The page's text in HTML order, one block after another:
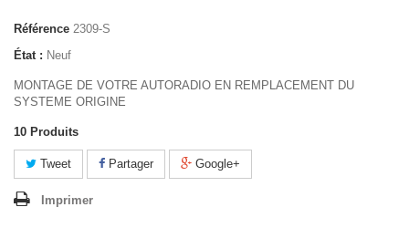
Référence 2309-S
État : Neuf
MONTAGE DE VOTRE AUTORADIO EN REMPLACEMENT DU
SYSTEME ORIGINE
10 Produits
Tweet Partager Google+
Imprimer